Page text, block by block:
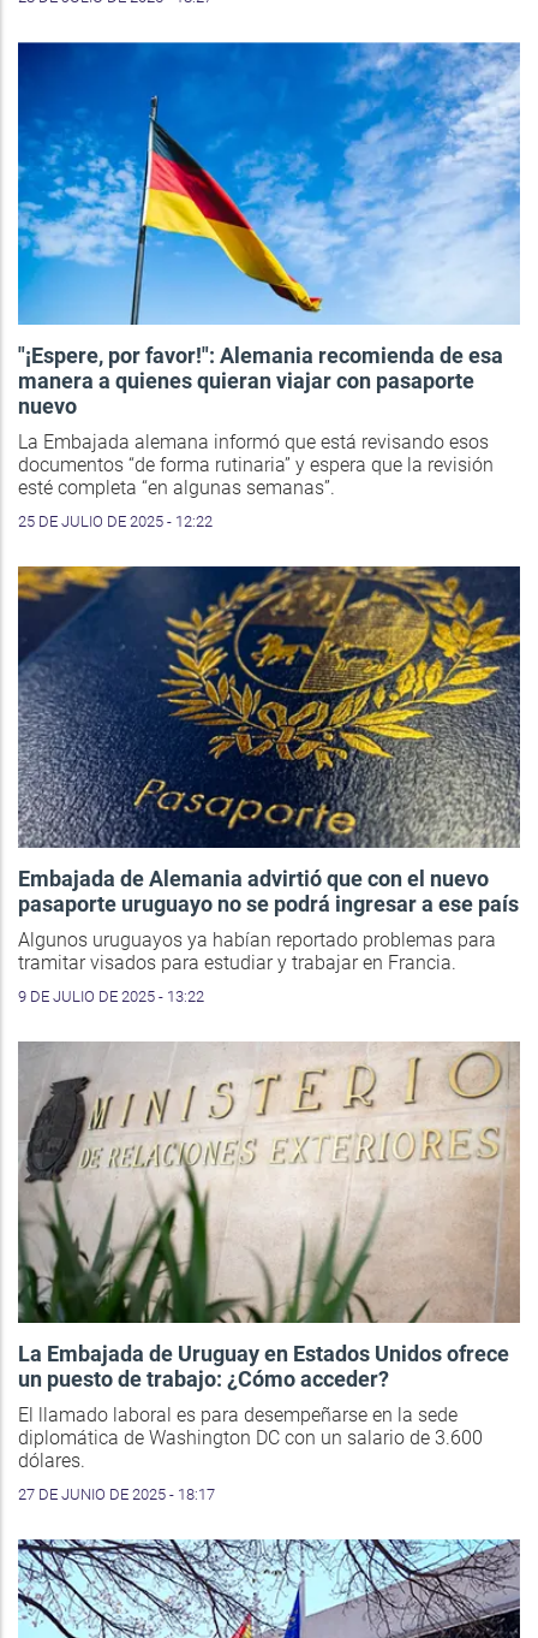
"¡Espere, por favor!": Alemania recomienda de esa
manera a quienes quieran viajar con pasaporte
nuevo
La Embajada alemana informó que está revisando esos
documentos “de forma rutinaria” y espera que la revisión
esté completa “en algunas semanas”.
25 DE JULIO DE 2025 - 12:22
Embajada de Alemania advirtió que con el nuevo
pasaporte uruguayo no se podrá ingresar a ese país
Algunos uruguayos ya habían reportado problemas para
tramitar visados para estudiar y trabajar en Francia.
9 DE JULIO DE 2025 - 13:22
La Embajada de Uruguay en Estados Unidos ofrece
un puesto de trabajo: ¿Cómo acceder?
El llamado laboral es para desempeñarse en la sede
diplomática de Washington DC con un salario de 3.600
dólares.
27 DE JUNIO DE 2025 - 18:17